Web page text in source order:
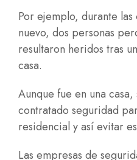
Por ejemplo, durante
nuevo, dos personas
resultaron heridos tras
casa.
Aunque fue en una
contratado seguridad
residencial y así evitar
Las empresas de